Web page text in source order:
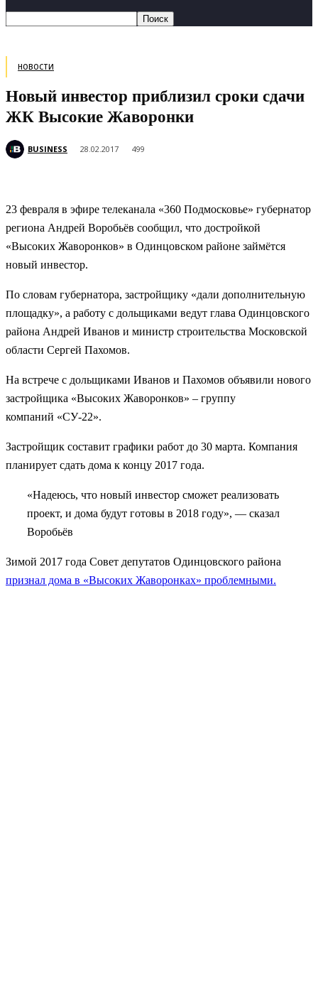
НОВОСТИ
Новый инвестор приблизил сроки сдачи
ЖК Высокие Жаворонки
BUSINESS 28.02.2017 499
23 февраля в эфире телеканала «360 Подмосковье» губернатор
региона Андрей Воробьёв сообщил, что достройкой
«Высоких Жаворонков» в Одинцовском районе займётся
новый инвестор.
По словам губернатора, застройщику «дали дополнительную
площадку», а работу с дольщиками ведут глава Одинцовского
района Андрей Иванов и министр строительства Московской
области Сергей Пахомов.
На встрече с дольщиками Иванов и Пахомов объявили нового
застройщика «Высоких Жаворонков» – группу
компаний «СУ-22».
Застройщик составит графики работ до 30 марта. Компания
планирует сдать дома к концу 2017 года.
«Надеюсь, что новый инвестор сможет реализовать
проект, и дома будут готовы в 2018 году», — сказал
Воробьёв
Зимой 2017 года Совет депутатов Одинцовского района
признал дома в «Высоких Жаворонках» проблемными.